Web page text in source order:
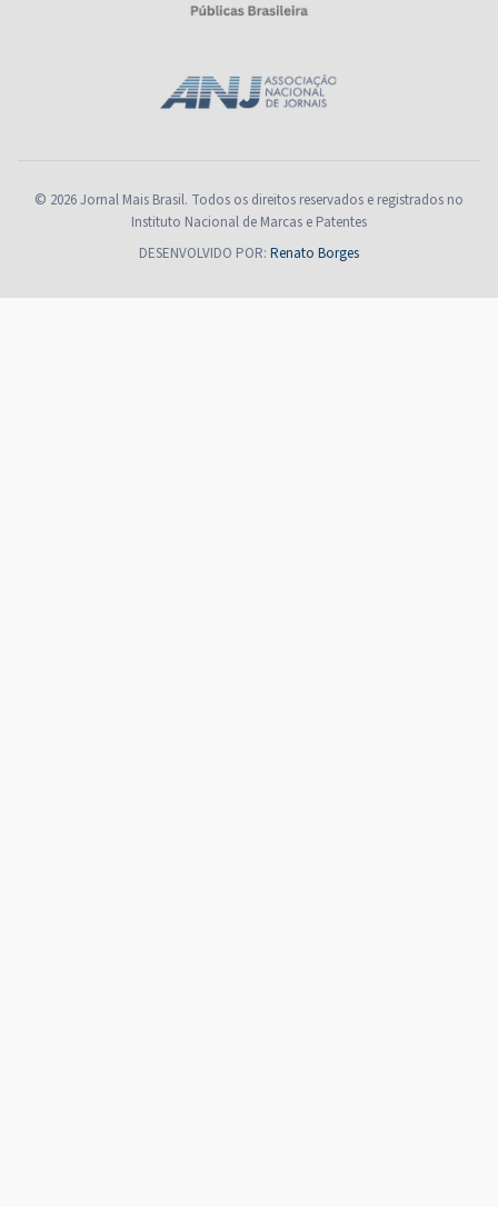
© 2026 Jornal Mais Brasil. Todos os direitos reservados e registrados no
Instituto Nacional de Marcas e Patentes
DESENVOLVIDO POR: Renato Borges